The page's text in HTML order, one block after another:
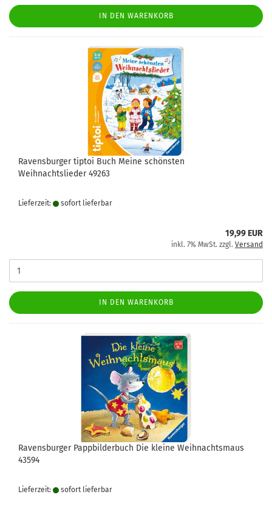
IN DEN WARENKORB
Ravensburger tiptoi Buch Meine schönsten
Weihnachtslieder 49263
Lieferzeit: sofort lie­fer­bar
19,99 EUR
inkl. 7% MwSt. zzgl. Versand
IN DEN WARENKORB
Ravensburger Pappbilderbuch Die kleine Weihnachtsmaus
43594
Lieferzeit: sofort lie­fer­bar